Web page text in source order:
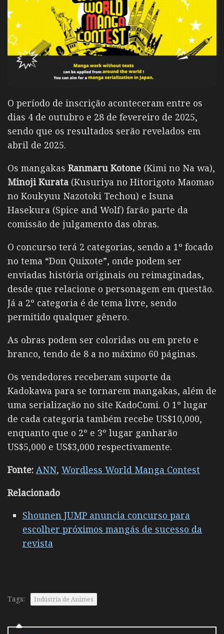
O período de inscrição aconteceram entre os
dias 4 de outubro e 28 de fevereiro de 2025,
sendo que os resultados serão revelados em
abril de 2025.
Os mangakas Ranmaru Kotone (Kimi no Na wa),
Minoji Kurata (Kusuriya no Hitorigoto Maomao
no Koukyuu Nazotoki Techou) e Isuna
Hasekura (Spice and Wolf) farão parte da
comissão de julgamento das obras.
O concurso terá 2 categorias, sendo a 1º focado
no tema “Don Quixote”, onde podem ser
enviadas história originais ou reimaginadas,
desde que relacione o personagem em questão.
Já a 2º categoria é de tema livre, sendo
permitido qualquer gênero.
As obras podem ser coloridas ou em preto e
branco, tendo de 8 a no máximo 60 páginas.
Os vendedores receberam suporte da
Kadokawa para se tornarem mangakas, além de
uma serialização no site KadoComi. O 1º lugar
de cada categoria também recebe US$10,000,
enquanto que o 2º e 3º lugar ganharão
US$5,000 e US$3,000 respectivamente.
Fonte: ANN, Wordless World Manga Contest
Relacionado
Shounen JUMP anuncia concurso para
escolher próximos mangás de sucesso da
revista
Tags: Indústria de Animes